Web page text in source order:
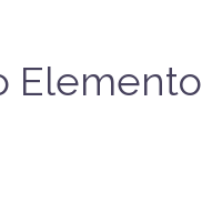
Elemento